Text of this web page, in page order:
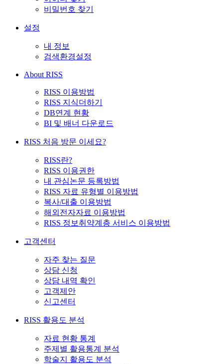
비밀번호 찾기
설정
내 정보
검색환경설정
About RISS
RISS 이용방법
RISS 지식더하기
DB연계 현황
BI 및 배너 다운로드
RISS 처음 방문 이세요?
RISS란?
RISS 이용권한
내 관심논문 등록방법
RISS 자료 유형별 이용방법
복사/대출 이용방법
해외전자자료 이용방법
RISS 정보취약계층 서비스 이용방법
고객센터
자주 찾는 질문
상담 신청
상담 내역 확인
고객제안
신고센터
RISS 활용도 분석
자료 현황 통계
주제별 활용통계 분석
학술지 활용도 분석